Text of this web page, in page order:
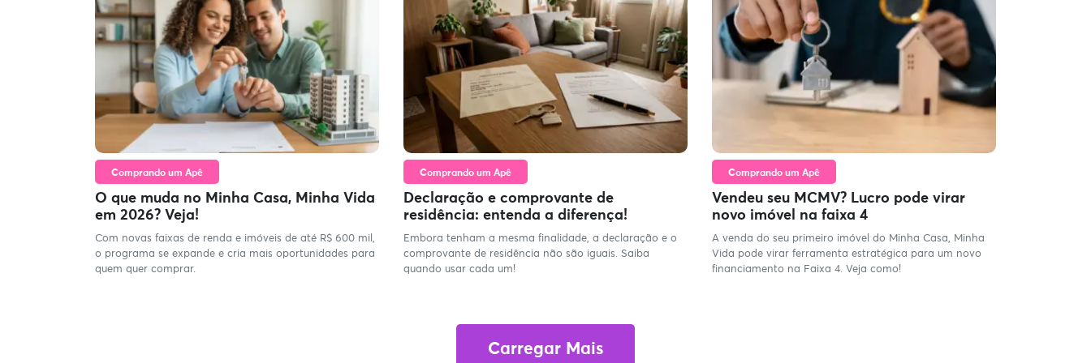
Comprando um Apê
O que muda no Minha Casa, Minha Vida
em 2026? Veja!
Com novas faixas de renda e imóveis de até R$ 600 mil,
o programa se expande e cria mais oportunidades para
quem quer comprar.
Comprando um Apê
Declaração e comprovante de
residência: entenda a diferença!
Embora tenham a mesma finalidade, a declaração e o
comprovante de residência não são iguais. Saiba
quando usar cada um!
Comprando um Apê
Vendeu seu MCMV? Lucro pode virar
novo imóvel na faixa 4
A venda do seu primeiro imóvel do Minha Casa, Minha
Vida pode virar ferramenta estratégica para um novo
financiamento na Faixa 4. Veja como!
Carregar Mais